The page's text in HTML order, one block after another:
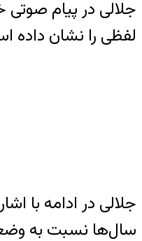
لفظی را نشان داده
جلالی در ادامه با
سال‌ها نسبت به